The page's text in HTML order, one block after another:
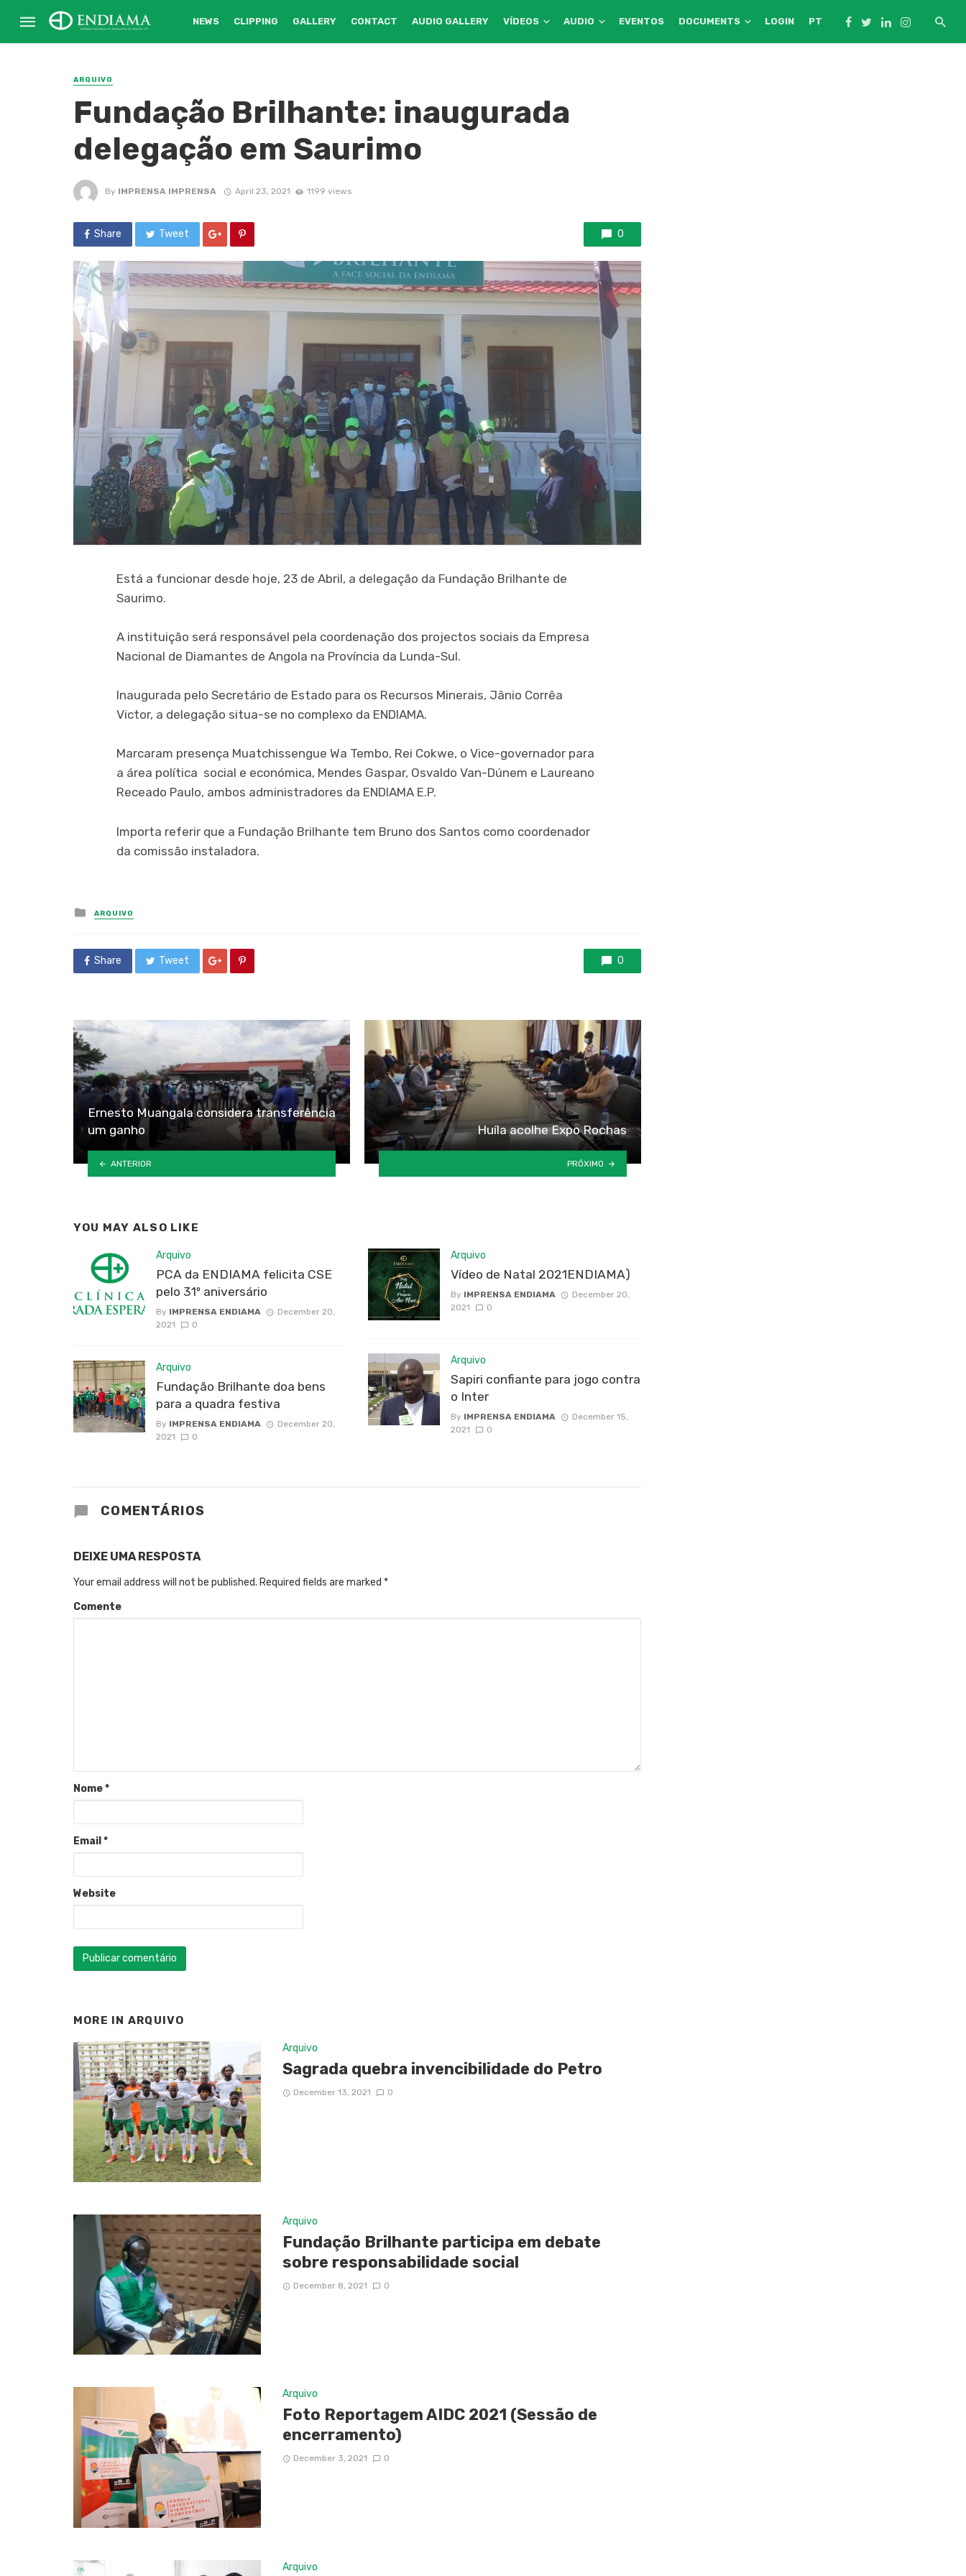
NEWS CLIPPING GALLERY CONTACT AUDIO GALLERY VÍDEOS AUDIO EVENTOS DOCUMENTS LOGIN PT
ARQUIVO
Fundação Brilhante: inaugurada
delegação em Saurimo
By IMPRENSA IMPRENSA April 23, 2021 1199 views
Share Tweet 0
Está a funcionar desde hoje, 23 de Abril, a delegação da Fundação Brilhante de
Saurimo.
A instituição será responsável pela coordenação dos projectos sociais da Empresa
Nacional de Diamantes de Angola na Província da Lunda-Sul.
Inaugurada pelo Secretário de Estado para os Recursos Minerais, Jânio Corrêa
Victor, a delegação situa-se no complexo da ENDIAMA.
Marcaram presença Muatchissengue Wa Tembo, Rei Cokwe, o Vice-governador para
a área política social e económica, Mendes Gaspar, Osvaldo Van-Dúnem e Laureano
Receado Paulo, ambos administradores da ENDIAMA E.P.
Importa referir que a Fundação Brilhante tem Bruno dos Santos como coordenador
da comissão instaladora.
Posted
in
ARQUIVO
Share Tweet 0
Ernesto Muangala considera transferência
um ganho
ANTERIOR
Huíla acolhe Expo Rochas
PRÓXIMO
YOU MAY ALSO LIKE
Arquivo
PCA da ENDIAMA felicita CSE
pelo 31º aniversário
By IMPRENSA ENDIAMA
December 20,
2021
0
Arquivo
Fundação Brilhante doa bens
para a quadra festiva
By IMPRENSA ENDIAMA
December 20,
2021
0
Arquivo
Vídeo de Natal 2021ENDIAMA)
By IMPRENSA ENDIAMA
December 20,
2021
0
Arquivo
Sapiri confiante para jogo contra
o Inter
By IMPRENSA ENDIAMA
December 15,
2021
0
COMENTÁRIOS
DEIXE UMA RESPOSTA
Your email address will not be published. Required fields are marked *
Comente
Nome*
Email *
Website
MORE IN ARQUIVO
Arquivo
Sagrada quebra invencibilidade do Petro
December 13, 2021 0
Arquivo
Fundação Brilhante participa em debate
sobre responsabilidade social
December 8, 2021 0
Arquivo
Foto Reportagem AIDC 2021 (Sessão de
encerramento)
December 3, 2021 0
Arquivo